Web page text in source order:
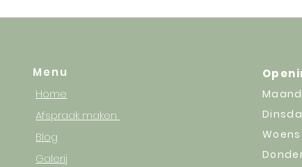
Menu
Home
Afspraak maken
Blog
Galerij